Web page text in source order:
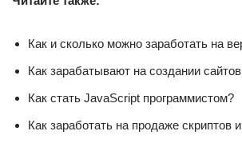
Как и сколько можно заработать на
Как зарабатывают на создании
Как стать JavaScript программистом?
Как заработать на продаже скриптов